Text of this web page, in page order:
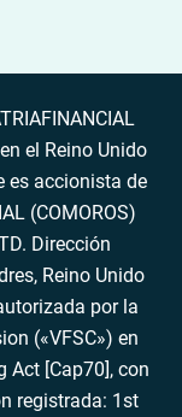
y
y
el Reino Unido
es accionista de
(COMOROS)
Dirección
Reino Unido
por la
(«VFSC») en
Act [Cap70], con
registrada: 1st